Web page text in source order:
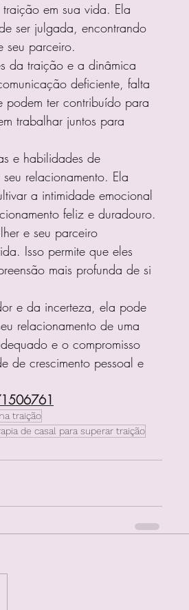
em sua vida. Ela
ser julgada, encontrando
seu parceiro.
da traição e a dinâmica
deficiente, falta
podem ter contribuído para
trabalhar juntos para
e habilidades de
relacionamento. Ela
a intimidade emocional
feliz e duradouro.
e seu parceiro
Isso permite que eles
mais profunda de si
e da incerteza, ela pode
relacionamento de uma
e o compromisso
de crescimento pessoal e
traição
de casal para superar traição